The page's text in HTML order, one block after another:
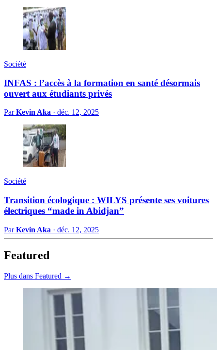
Société
INFAS : l’accès à la formation en santé désormais
ouvert aux étudiants privés
ParKevin Aka · déc. 12, 2025
Société
Transition écologique : WILYS présente ses voitures
électriques “made in Abidjan”
ParKevin Aka · déc. 12, 2025
Featured
Plus dans Featured →